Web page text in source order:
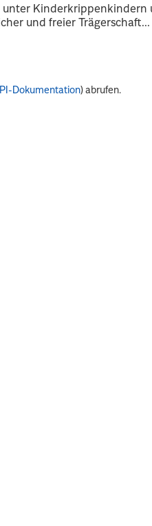
Kinderkrippenkindern
und freier Trägerschaft...
Dokumentation) abrufen.